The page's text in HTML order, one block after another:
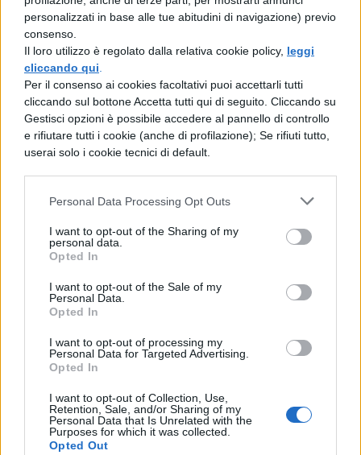
personalizzati in base alle tue abitudini di navigazione) previo
consenso.
Il loro utilizzo è regolato dalla relativa cookie policy, leggi
cliccando qui
Per il consenso ai cookies facoltativi puoi accettarli tutti
cliccando sul bottone Accetta tutti qui di seguito. Cliccando su
Gestisci opzioni è possibile accedere al pannello di controllo
e rifiutare tutti i cookie (anche di profilazione); Se rifiuti tutto,
userai solo i cookie tecnici di default.
Personal Data Processing Opt Outs
I want to opt-out of the Sharing of my
personal data.
Opted In
I want to opt-out of the Sale of my
Personal Data.
Opted In
I want to opt-out of processing my
Personal Data for Targeted Advertising.
Opted In
I want to opt-out of Collection, Use,
Retention, Sale, and/or Sharing of my
Personal Data that Is Unrelated with the
Purposes for which it was collected.
Opted Out
(cerca dilatio) di vendetta nè modo. Filippo
cn le parole e il discorso, in queste cose fu
più moderato. Il padre era dedito alla
frugalità, il figlio più dedito alla lussuria. In
queste arti il padre gettò il fondamento
dell'impero del mondo, il figlio consumò la
gloria di tutte le opere.
LETTERATURA LATINA